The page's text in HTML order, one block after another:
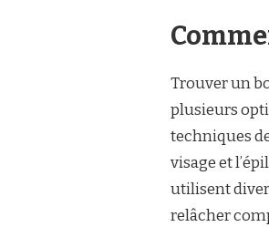
Trouver un
plusieurs
techniques
visage et
utilisent
relâcher